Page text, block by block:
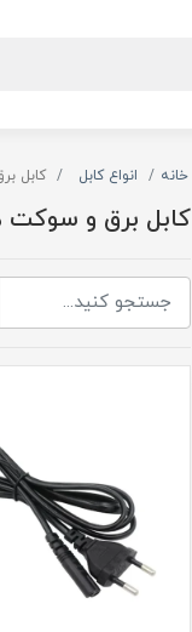
خانه انواع کابل کابل
کابل برق و سوکت